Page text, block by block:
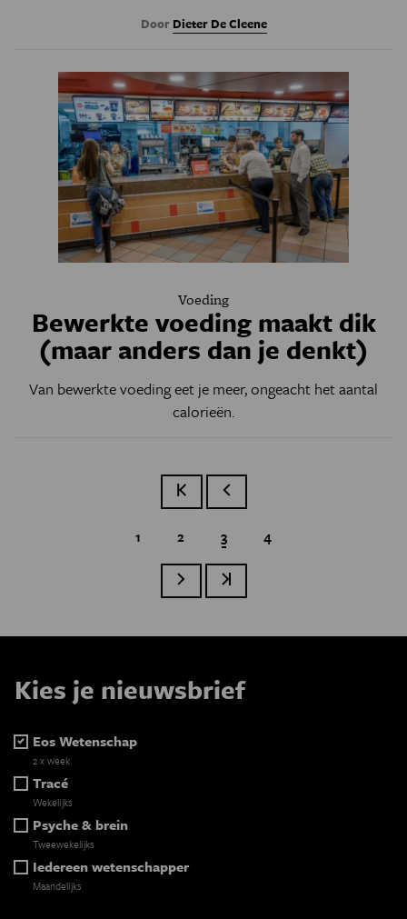
Door Dieter De Cleene
Voeding
Bewerkte voeding maakt dik
(maar anders dan je denkt)
Van bewerkte voeding eet je meer, ongeacht het aantal
calorieën.
Paginatie
Eerste paginaVorige pagina
Page
1 Page
2 Huidige pagina
3 Page
4
Volgende paginaLaatste pagina
Kies je nieuwsbrief
Eos Wetenschap
2 x week
Tracé
Wekelijks
Psyche & brein
Tweewekelijks
Iedereen wetenschapper
Maandelijks